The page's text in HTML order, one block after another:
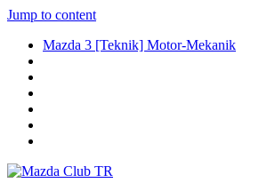
Jump to content
Mazda 3 [Teknik] Motor-Mekanik